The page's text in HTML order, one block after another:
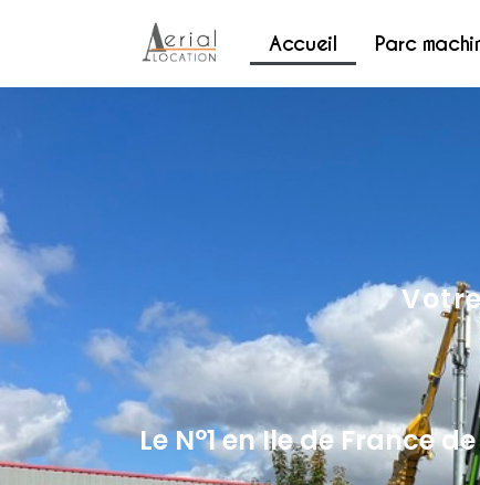
Accueil Parc
Le N°1 en Ile de France